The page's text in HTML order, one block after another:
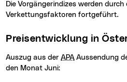
Die Vorgängerindizes werden
Verkettungsfaktoren fortgeführt.
Preisentwicklung in
Auszug aus der APA Aussendung
den Monat Juni: